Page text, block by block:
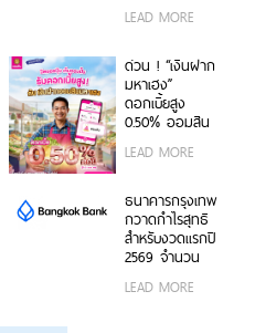
งานสหรัฐฯ
LEAD MORE
ด่วน ! “เงินฝาก
มหาเฮง”
ดอกเบี้ยสูง
0.50% ออมสิน
เปลี่ยนยอดขาย
อัตโนมัติ
LEAD MORE
ธนาคารกรุงเทพ
กวาดกำไรสุทธิ
สำหรับงวดแรกปี
2569 จำนวน
LEAD MORE